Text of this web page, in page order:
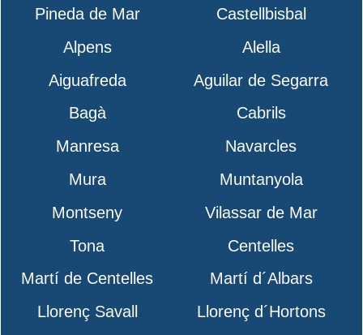
Pineda de Mar
Castellbisbal
Alpens
Alella
Aiguafreda
Aguilar de Segarra
Bagà
Cabrils
Manresa
Navarcles
Mura
Muntanyola
Montseny
Vilassar de Mar
Tona
Centelles
Martí de Centelles
Martí d´Albars
Llorenç Savall
Llorenç d´Hortons